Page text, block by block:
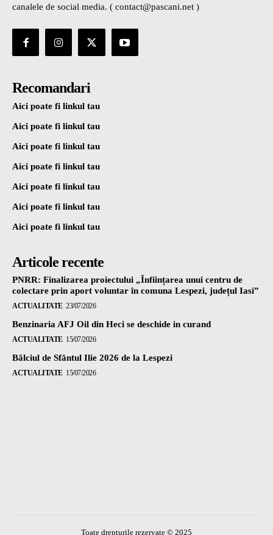
canalele de social media. ( contact@pascani.net )
Recomandari
Aici poate fi linkul tau
Aici poate fi linkul tau
Aici poate fi linkul tau
Aici poate fi linkul tau
Aici poate fi linkul tau
Aici poate fi linkul tau
Aici poate fi linkul tau
Articole recente
PNRR: Finalizarea proiectului „Înființarea unui centru de
colectare prin aport voluntar în comuna Lespezi, județul Iasi”
ACTUALITATE 23/07/2026
Benzinaria AFJ Oil din Heci se deschide in curand
ACTUALITATE 15/07/2026
Bâlciul de Sfântul Ilie 2026 de la Lespezi
ACTUALITATE 15/07/2026
Toate drepturile rezervate © 2025